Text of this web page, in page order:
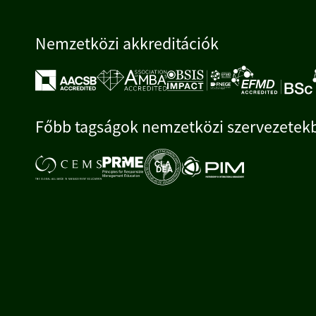
Nemzetközi akkreditációk
Főbb tagságok nemzetközi